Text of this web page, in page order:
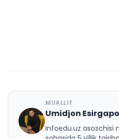
U
MUALLIF
Umidjon
Infoedu.uz asoschisi